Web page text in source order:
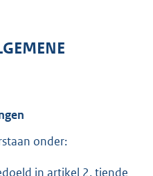
onder:
in artikel 2, tiende